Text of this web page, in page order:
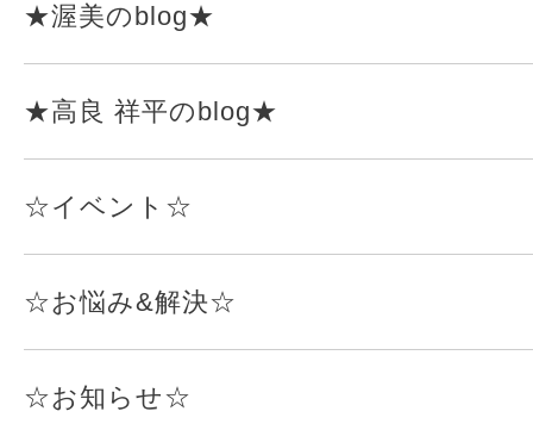
★渥美のblog★
★高良 祥平のblog★
☆イベント☆
☆お悩み&解決☆
☆お知らせ☆